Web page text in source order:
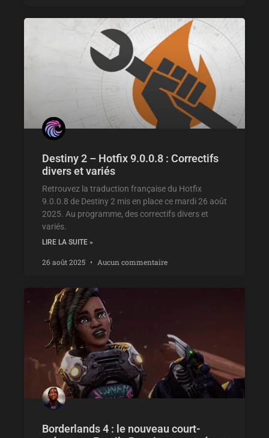
Destiny 2 – Hotfix 9.0.0.8 : Correctifs
divers et variés
Retrouvez la traduction française du Hotfix
9.0.0.8 de Destiny 2 mis en place ce mardi 26 août
2025. Au programme, des correctifs divers et
variés.
LIRE LA SUITE »
26 août 2025 Aucun commentaire
Borderlands 4 : le nouveau court-